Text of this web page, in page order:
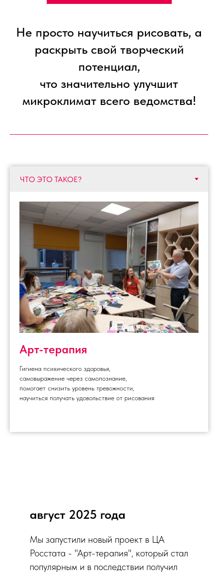
Не просто научиться рисовать, а
раскрыть свой творческий
потенциал,
что значительно улучшит
микроклимат всего ведомства!
Арт-терапия
Гигиена психического здоровья,
самовыражение через самопознание,
помогает снизить уровень тревожности,
научиться получать удовольствие от рисования
август 2025 года
Мы запустили новый проект в ЦА
Росстата - "Арт-терапия", который стал
популярным и в последствии получил